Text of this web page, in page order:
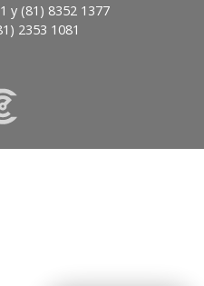
y (81) 8352 1377
2353 1081